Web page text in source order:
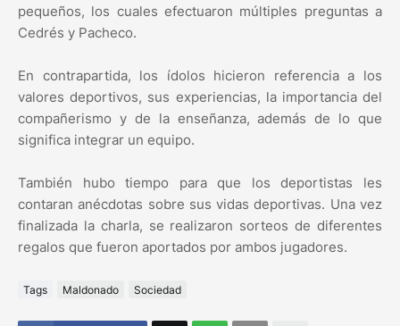
pequeños, los cuales efectuaron múltiples preguntas a
Cedrés y Pacheco.
En contrapartida, los ídolos hicieron referencia a los
valores deportivos, sus experiencias, la importancia del
compañerismo y de la enseñanza, además de lo que
significa integrar un equipo.
También hubo tiempo para que los deportistas les
contaran anécdotas sobre sus vidas deportivas. Una vez
finalizada la charla, se realizaron sorteos de diferentes
regalos que fueron aportados por ambos jugadores.
Tags Maldonado Sociedad